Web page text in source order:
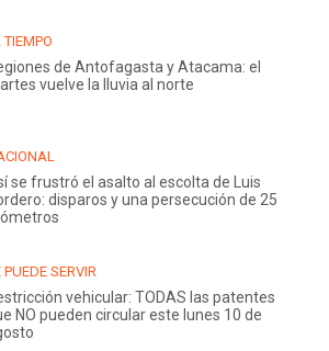
TIEMPO
de Antofagasta y Atacama: el
vuelve la lluvia al norte
se frustró el asalto al escolta de Luis
disparos y una persecución de 25
PUEDE SERVIR
vehicular: TODAS las patentes
NO pueden circular este lunes 10 de